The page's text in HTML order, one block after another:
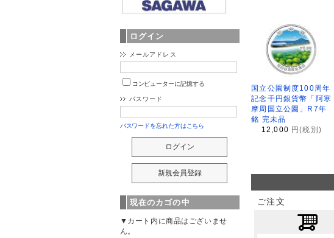
国立公園制度100周年
記念千円銀貨幣「阿寒
摩周国立公園」R7年
銘 完未品
12,000 円(税別)
ご注文
ログイン
メールアドレス
コンピューターに記憶する
パスワード
パスワードを忘れた方はこちら
現在のカゴの中
▼カート内に商品はございませ
ん。